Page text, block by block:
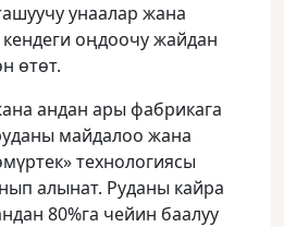
унаалар жана
оңдоочу жайдан
өтөт.
андан ары фабрикага
майдалоо жана
технологиясы
алынат. Руданы кайра
80%га чейин баалуу